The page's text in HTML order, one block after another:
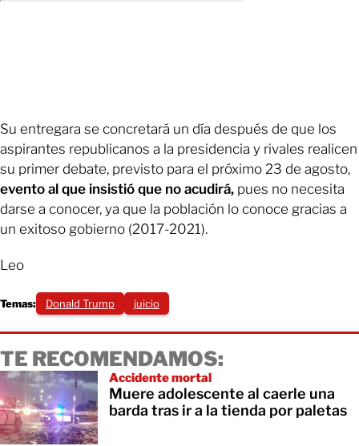
Su entregara se concretará un día después de que los
aspirantes republicanos a la presidencia y rivales realicen
su primer debate, previsto para el próximo 23 de agosto,
evento al que insistió que no acudirá, pues no necesita
darse a conocer, ya que la población lo conoce gracias a
un exitoso gobierno (2017-2021).
Leo
Temas: Donald Trump juicio
TE RECOMENDAMOS:
Accidente mortal
Muere adolescente al caerle una
barda tras ir a la tienda por paletas